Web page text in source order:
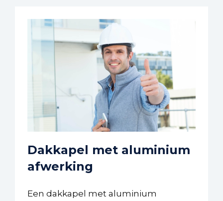
Dakkapel met aluminium
afwerking
Een dakkapel met aluminium